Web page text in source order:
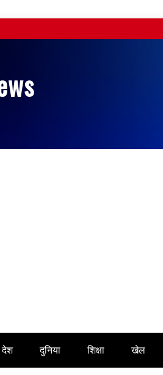
देश दुनिया शिक्षा खेल